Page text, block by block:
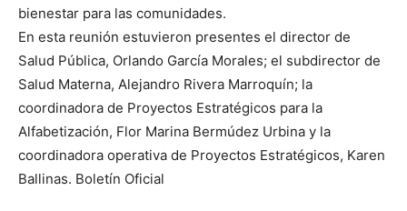
bienestar para las comunidades.
En esta reunión estuvieron presentes el director de
Salud Pública, Orlando García Morales; el subdirector de
Salud Materna, Alejandro Rivera Marroquín; la
coordinadora de Proyectos Estratégicos para la
Alfabetización, Flor Marina Bermúdez Urbina y la
coordinadora operativa de Proyectos Estratégicos, Karen
Ballinas. Boletín Oficial